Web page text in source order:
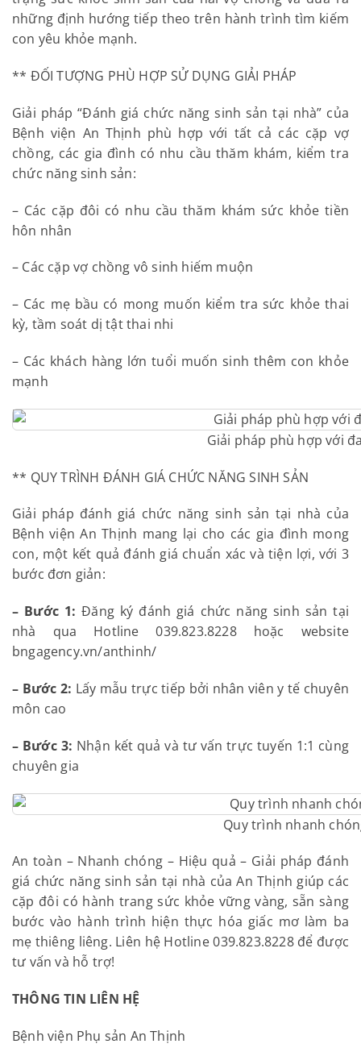
những định hướng tiếp theo trên hành trình tìm kiếm
con yêu khỏe mạnh.
** ĐỐI TƯỢNG PHÙ HỢP SỬ DỤNG GIẢI PHÁP
Giải pháp “Đánh giá chức năng sinh sản tại nhà” của
Bệnh viện An Thịnh phù hợp với tất cả các cặp vợ
chồng, các gia đình có nhu cầu thăm khám, kiểm tra
chức năng sinh sản:
– Các cặp đôi có nhu cầu thăm khám sức khỏe tiền
hôn nhân
– Các cặp vợ chồng vô sinh hiếm muộn
– Các mẹ bầu có mong muốn kiểm tra sức khỏe thai
kỳ, tầm soát dị tật thai nhi
– Các khách hàng lớn tuổi muốn sinh thêm con khỏe
mạnh
Giải pháp phù hợp với
** QUY TRÌNH ĐÁNH GIÁ CHỨC NĂNG SINH SẢN
Giải pháp đánh giá chức năng sinh sản tại nhà của
Bệnh viện An Thịnh mang lại cho các gia đình mong
con, một kết quả đánh giá chuẩn xác và tiện lợi, với 3
bước đơn giản:
– Bước 1: Đăng ký đánh giá chức năng sinh sản tại
nhà qua Hotline 039.823.8228 hoặc website
bngagency.vn/anthinh/
– Bước 2: Lấy mẫu trực tiếp bởi nhân viên y tế chuyên
môn cao
– Bước 3: Nhận kết quả và tư vấn trực tuyến 1:1 cùng
chuyên gia
Quy trình nhanh
An toàn – Nhanh chóng – Hiệu quả – Giải pháp đánh
giá chức năng sinh sản tại nhà của An Thịnh giúp các
cặp đôi có hành trang sức khỏe vững vàng, sẵn sàng
bước vào hành trình hiện thực hóa giấc mơ làm ba
mẹ thiêng liêng. Liên hệ Hotline 039.823.8228 để được
tư vấn và hỗ trợ!
THÔNG TIN LIÊN HỆ
Bệnh viện Phụ sản An Thịnh